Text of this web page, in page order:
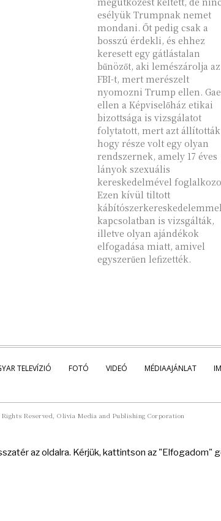
esélyük Trumpnak nemet
mondani. Őt pedig csak a
bosszú érdekli, és ehhez
keresett egy gátlástalan
bűnözőt, aki lemészárolja az
FBI-t, mert merészelt
nyomozni Trump ellen. Gaetz
ellen a Képviselőház etikai
bizottsága is vizsgálatot
folytatott, mert azt
hogy része volt egy olyan
rendszernek, amely 17 éves
lányok szexuális
kereskedelmével
Ezen kívül tiltott
kábítószerkereskedelemmel
kapcsolatban is vizsgálták,
illetve olyan ajándékok
elfogadása miatt, amivel
egyszerűen lefizették.
TELEVÍZIÓ FOTÓ VIDEÓ MÉDIAAJÁNLAT
Reserved, Olivia Media and Publishing Corporation
az oldalra. Kérjük, kattintson az "Elfogadom"